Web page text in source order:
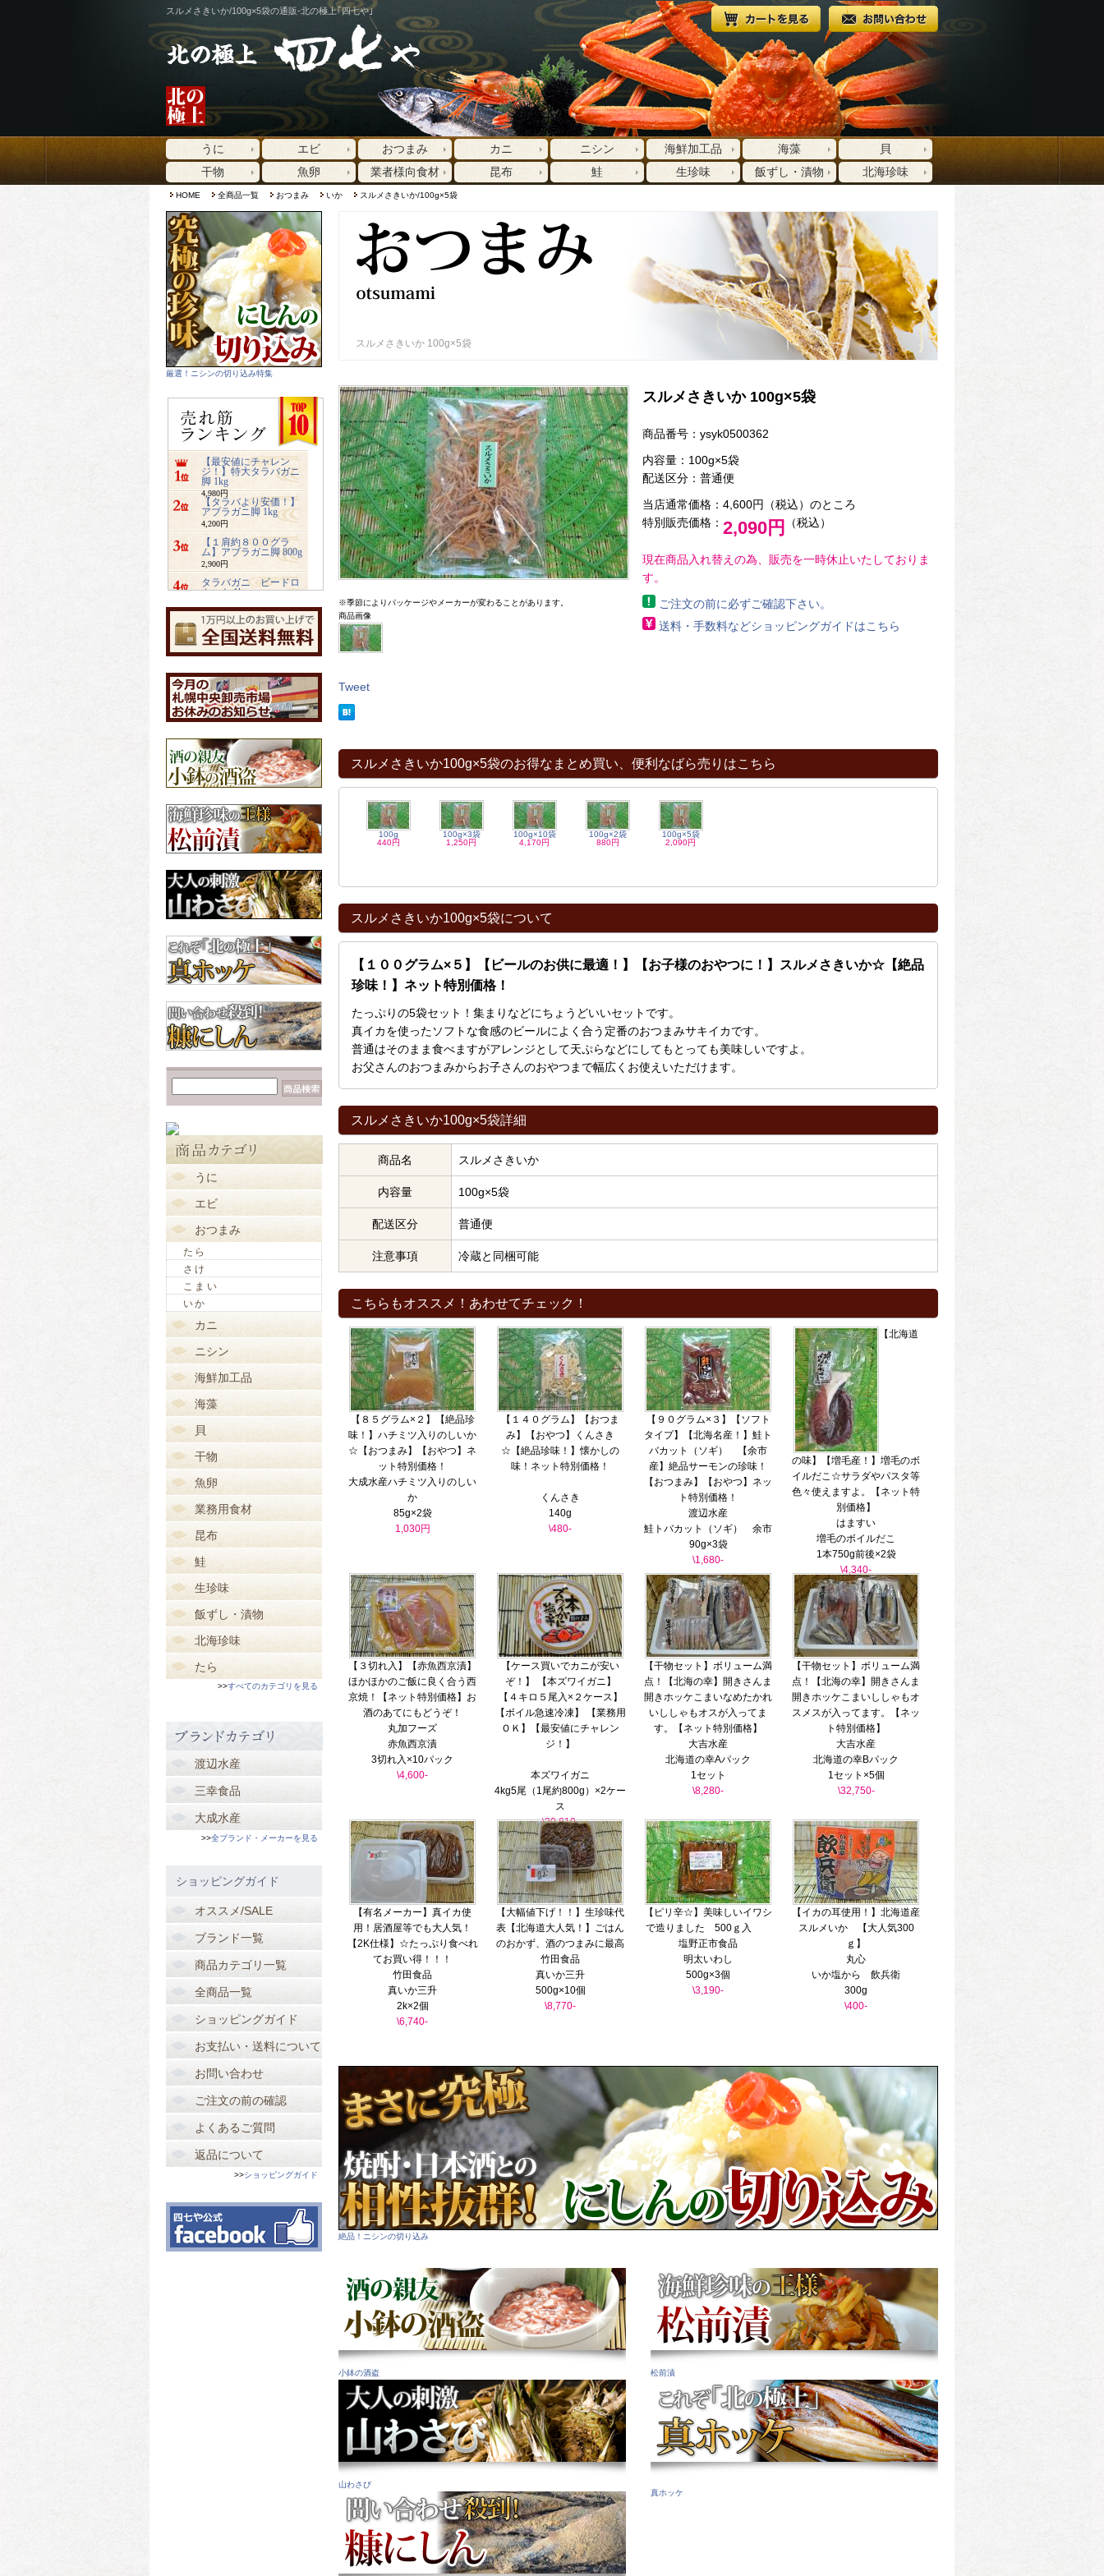
スルメさきいか/100g×5袋の通販-北の極上｢四七や｣
うに エビ おつまみ カニ ニシン 海鮮加工品 海藻
貝
干物
魚卵 業者様向食材 昆布 鮭 生珍味 飯ずし・漬物 北海珍味
HOME 全商品一覧 おつまみ いか スルメさきいか/100g×5袋
スルメさきいか 100g×5袋
※季節によりパッケージやメーカーが変わることがあります。
商品画像
Tweet
スルメさきいか 100g×5袋
商品番号：ysyk0500362
内容量：100g×5袋
配送区分： 普通便
当店通常価格：4,600円（税込）のところ
特別販売価格： 2,090円 （税込）
現在商品入れ替えの為、販売を一時休止いたしておりま
す。
ご注文の前に必ずご確認下さい。
送料・手数料などショッピングガイドはこちら
スルメさきいか100g×5袋のお得なまとめ買い、便利なばら売りはこちら
100g
440円
100g×3袋
1,250円
100g×10袋
4,170円
100g×2袋
880円
100g×5袋
2,090円
スルメさきいか100g×5袋について
【１００グラム×５】【ビールのお供に最適！】【お子様のおやつに！】スルメさきいか☆【絶品
珍味！】ネット特別価格！
たっぷりの5袋セット！集まりなどにちょうどいいセットです。
真イカを使ったソフトな食感のビールによく合う定番のおつまみサキイカです。
普通はそのまま食べますがアレンジとして天ぷらなどにしてもとっても美味しいですよ。
お父さんのおつまみからお子さんのおやつまで幅広くお使えいただけます。
スルメさきいか100g×5袋詳細
商品名 スルメさきいか
内容量 100g×5袋
配送区分 普通便
注意事項 冷蔵と同梱可能
こちらもオススメ！あわせてチェック！
【８５グラム×２】【絶品珍
味！】ハチミツ入りのしいか
☆【おつまみ】【おやつ】ネ
ット特別価格！
大成水産ハチミツ入りのしい
か
85g×2袋
1,030円
【１４０グラム】【おつま
み】【おやつ】くんさき
☆【絶品珍味！】懐かしの
味！ネット特別価格！
くんさき
140g
\480-
【９０グラム×３】【ソフト
タイプ】【北海名産！】鮭ト
バカット（ソギ） 【余市
産】絶品サーモンの珍味！
【おつまみ】【おやつ】ネッ
ト特別価格！
渡辺水産
鮭トバカット（ソギ） 余市
90g×3袋
\1,680-
【北海道
の味】【増毛産！】増毛のボ
イルだこ☆サラダやパスタ等
色々使えますよ。【ネット特
別価格】
はますい
増毛のボイルだこ
1本750g前後×2袋
\4,340-
【３切れ入】【赤魚西京漬】
ほかほかのご飯に良く合う西
京焼！【ネット特別価格】お
酒のあてにもどうぞ！
丸加フーズ
赤魚西京漬
3切れ入×10パック
\4,600-
【ケース買いでカニが安い
ぞ！】 【本ズワイガニ】
【４キロ５尾入×２ケース】
【ボイル急速冷凍】 【業務用
ＯＫ】【最安値にチャレン
ジ！】
本ズワイガニ
4kg5尾（1尾約800g）×2ケー
ス
\20,810-
【干物セット】ボリューム満
点！【北海の幸】開きさんま
開きホッケこまいなめたかれ
いししゃもオスが入ってま
す。【ネット特別価格】
大吉水産
北海道の幸Aパック
1セット
\8,280-
【干物セット】ボリューム満
点！【北海の幸】開きさんま
開きホッケこまいししゃもオ
スメスが入ってます。【ネッ
ト特別価格】
大吉水産
北海道の幸Bパック
1セット×5個
\32,750-
【有名メーカー】真イカ使
用！居酒屋等でも大人気！
【2K仕様】☆たっぷり食べれ
てお買い得！！！
竹田食品
真いか三升
2k×2個
\6,740-
【大幅値下げ！！】生珍味代
表【北海道大人気！】ごはん
のおかず、酒のつまみに最高
竹田食品
真いか三升
500g×10個
\8,770-
【ピリ辛☆】美味しいイワシ
で造りました 500ｇ入
塩野正市食品
明太いわし
500g×3個
\3,190-
【イカの耳使用！】北海道産
スルメいか 【大人気300
ｇ】
丸心
いか塩から 飲兵衛
300g
\400-
絶品！ニシンの切り込み
小鉢の酒盗 松前漬
山わさび
真ホッケ
厳選！ニシンの切り込み特集
【最安値にチャレン
ジ！】特大タラバガニ
脚 1kg
4,980円
【タラバより安価！】
アブラガニ脚 1kg
4,200円
【１肩約８００グラ
ム】アブラガニ脚 800g
2,900円
タラバガニ ビードロ
カット 1kg
ズワイガニ ビードロ
カット 1kg
3,400円
り】みちのく松前
4,800円
【特大2キロ入り】業務
用ホッキ貝サラダ
4,900円
【数の子だらけ☆】み
ちのく松前
3,600円
昆布
【カニが安いゾ
ッ！！】毛ガニ 660g前
後×2尾
6,960円
うに
エビ
おつまみ
たら
さけ
こまい
いか
カニ
ニシン
海鮮加工品
海藻
貝
干物
魚卵
業務用食材
昆布
鮭
生珍味
飯ずし・漬物
北海珍味
たら
>>すべてのカテゴリを見る
渡辺水産
三幸食品
大成水産
>>全ブランド・メーカーを見る
ショッピングガイド
オススメ/SALE
ブランド一覧
商品カテゴリ一覧
全商品一覧
ショッピングガイド
お支払い・送料について
お問い合わせ
ご注文の前の確認
よくあるご質問
返品について
>>ショッピングガイド